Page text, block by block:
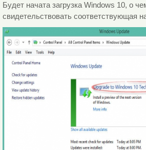
Будет начата загрузка Windows 10, о
свидетельствовать соответствующая